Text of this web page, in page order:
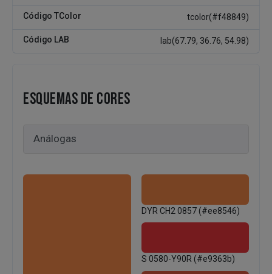
Código TColor tcolor(#f48849)
Código LAB lab(67.79, 36.76, 54.98)
ESQUEMAS DE CORES
DYR CH2 0857 (#ee8546)
S 0580-Y90R (#e9363b)